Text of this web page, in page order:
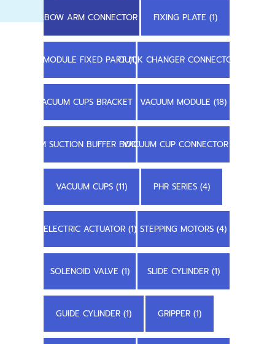
ELBOW ARM CONNECTOR (1) FIXING PLATE (1)
MODULE FIXED PART (1)QUICK CHANGER CONNECTOR (1)
VACUUM CUPS BRACKET (1)VACUUM MODULE (18)
STEM SUCTION BUFFER BODY (3)VACUUM CUP CONNECTOR (2)
VACUUM CUPS (11) PHR SERIES (4)
ELECTRIC ACTUATOR (1) STEPPING MOTORS (4)
SOLENOID VALVE (1) SLIDE CYLINDER (1)
GUIDE CYLINDER (1) GRIPPER (1)